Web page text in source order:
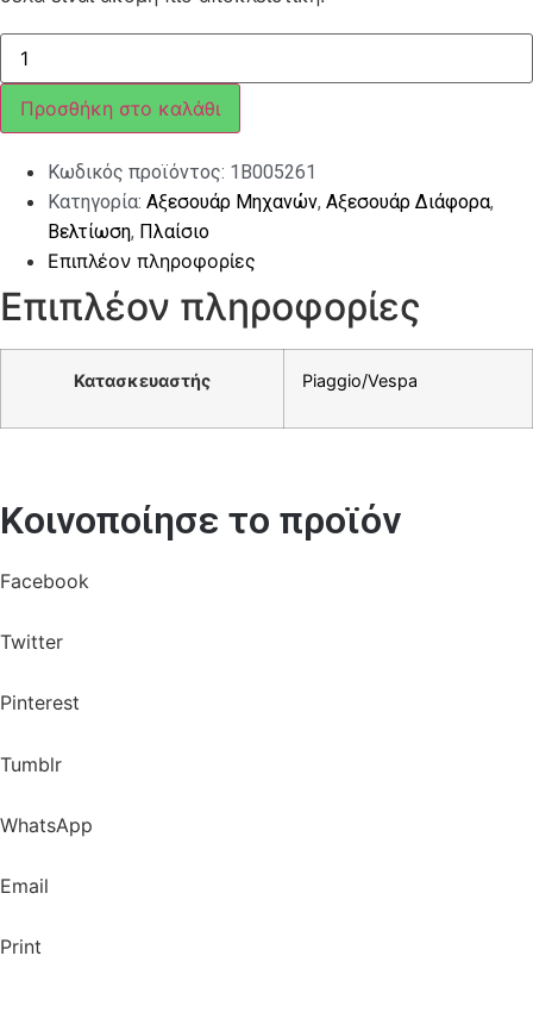
ΣΕΛΑ
MP3
BUS/SPORT
MY>14
COMFORT
GEL
ποσότητα
Προσθήκη στο καλάθι
Κωδικός προϊόντος: 1B005261
Κατηγορία: Αξεσουάρ Μηχανών, Αξεσουάρ Διάφορα,
Βελτίωση, Πλαίσιο
Επιπλέον πληροφορίες
Επιπλέον πληροφορίες
Κατασκευαστής Piaggio/Vespa
Κοινοποίησε το προϊόν
Facebook
Twitter
Pinterest
Tumblr
WhatsApp
Email
Print